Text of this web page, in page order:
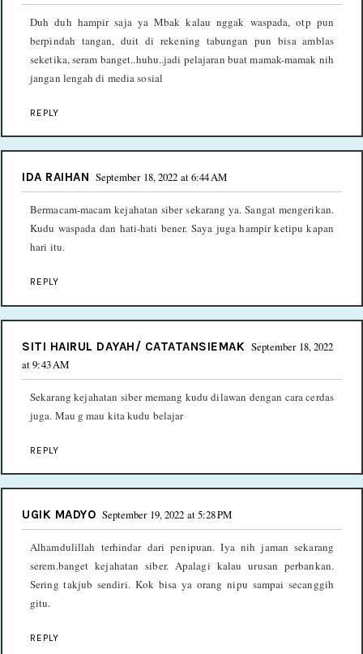
Duh duh hampir saja ya Mbak kalau nggak waspada, otp pun
berpindah tangan, duit di rekening tabungan pun bisa amblas
seketika, seram banget..huhu..jadi pelajaran buat mamak-mamak nih
jangan lengah di media sosial
REPLY
IDA RAIHAN September 18, 2022 at 6:44 AM
Bermacam-macam kejahatan siber sekarang ya. Sangat mengerikan.
Kudu waspada dan hati-hati bener. Saya juga hampir ketipu kapan
hari itu.
REPLY
SITI HAIRUL DAYAH/ CATATANSIEMAK September 18, 2022
at 9:43 AM
Sekarang kejahatan siber memang kudu dilawan dengan cara cerdas
juga. Mau g mau kita kudu belajar
REPLY
UGIK MADYO September 19, 2022 at 5:28 PM
Alhamdulillah terhindar dari penipuan. Iya nih jaman sekarang
serem.banget kejahatan siber. Apalagi kalau urusan perbankan.
Sering takjub sendiri. Kok bisa ya orang nipu sampai secanggih
gitu.
REPLY